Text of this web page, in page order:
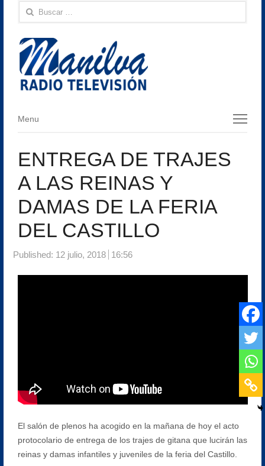
Buscar:
Menu
Menu
ENTREGA DE TRAJES
A LAS REINAS Y
DAMAS DE LA FERIA
DEL CASTILLO
Published: 12 julio, 2018 16:56
El salón de plenos ha acogido en la mañana de hoy el acto
protocolario de entrega de los trajes de gitana que lucirán las
reinas y damas infantiles y juveniles de la feria del Castillo.